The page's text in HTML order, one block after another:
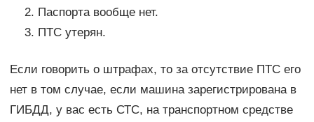
Паспорта вообще нет.
ПТС утерян.
Если говорить о штрафах, то за отсутствие ПТС его
нет в том случае, если машина зарегистрирована в
ГИБДД, у вас есть СТС, на транспортном средстве